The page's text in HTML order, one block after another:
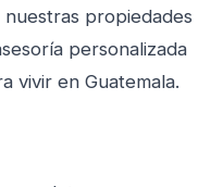
nuestras propiedades
personalizada
vivir en Guatemala.